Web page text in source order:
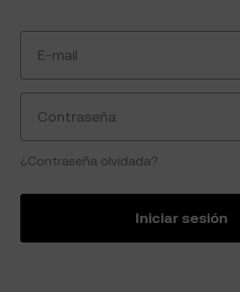
E-mail
Contraseña
¿Contraseña olvidada?
Iniciar sesión